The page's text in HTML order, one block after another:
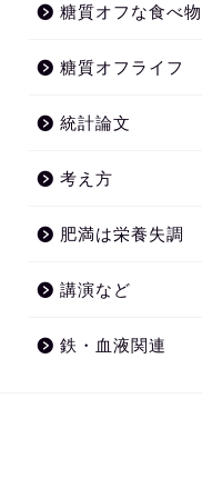
糖質オフな食べ物
糖質オフライフ
統計論文
考え方
肥満は栄養失調
講演など
鉄・血液関連